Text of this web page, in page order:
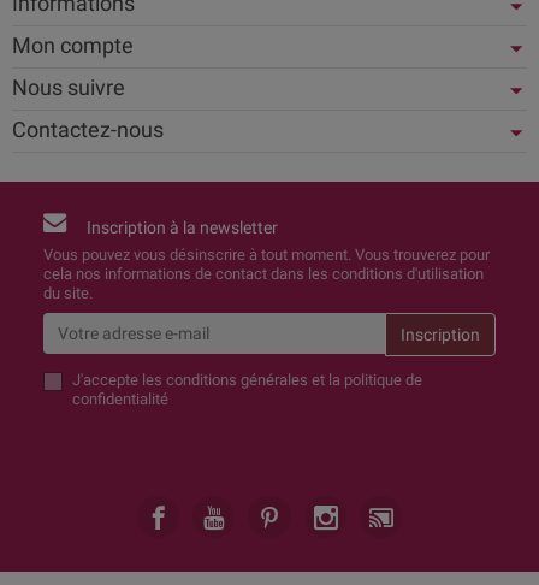
Mon compte
Nous suivre
Contactez-nous
Inscription à la newsletter
Vous pouvez vous désinscrire à tout moment. Vous trouverez pour
cela nos informations de contact dans les conditions d'utilisation
du site.
J'accepte les conditions générales et la politique de
confidentialité